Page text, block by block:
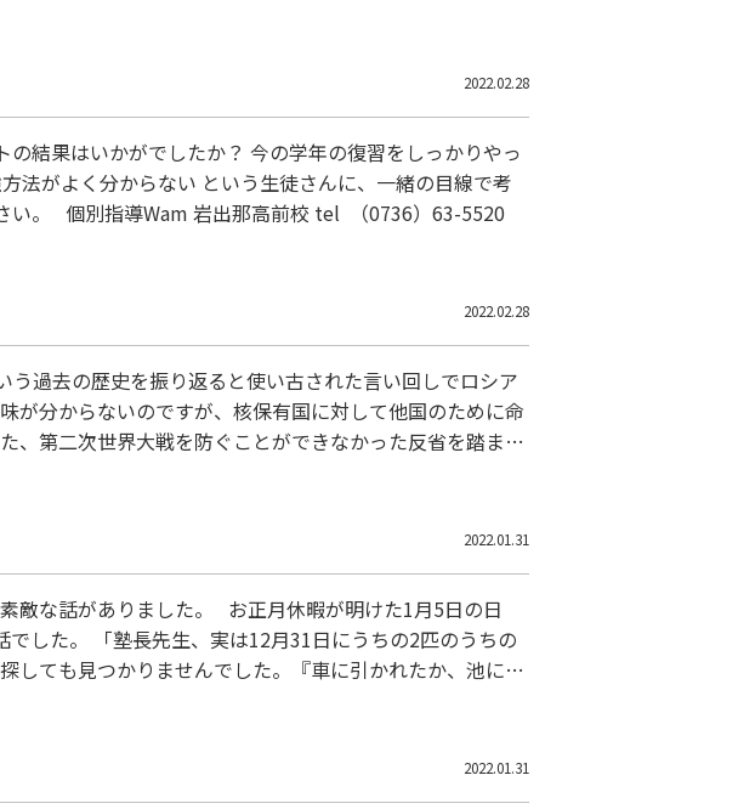
2022.02.28
結果はいかがでしたか？ 今の学年の復習をしっかりやっ
法がよく分からない という生徒さんに、一緒の目線で考
い。 個別指導Wam 岩出那高前校 tel （0736）63-5520
2022.02.28
過去の歴史を振り返ると使い古された言い回しでロシア
が分からないのですが、核保有国に対して他国のために命
、第二次世界大戦を防ぐことができなかった反省を踏まえ
2022.01.31
敵な話がありました。 お正月休暇が明けた1月5日の日
した。 「塾長先生、実は12月31日にうちの2匹のうちの
しても見つかりませんでした。『車に引かれたか、池に落
2022.01.31